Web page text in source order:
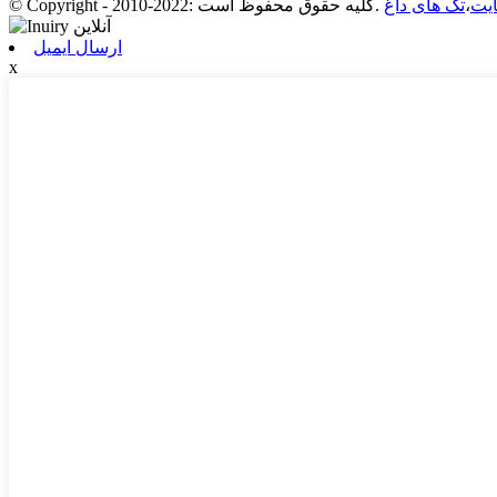
© Copyright - 2010-2022: کلیه حقوق محفوظ است. تگ های داغ،
ارسال ایمیل
x